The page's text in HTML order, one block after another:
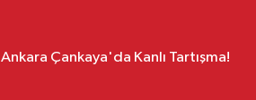
Ankara Çankaya'da Kanlı Tartışma!